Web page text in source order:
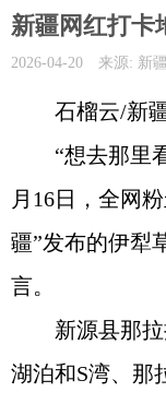
新疆网红打卡
2026-04-20 来源: 新
石榴云/新
“想去那里
月16日，全网
疆”发布的伊犁
言。
新源县那
湖泊和S湾、